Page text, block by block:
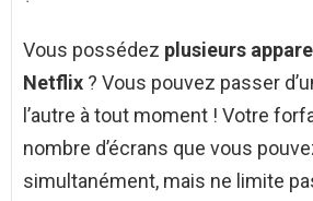
Vous possédez plusieurs
Netflix ? Vous pouvez passer
l’autre à tout moment ! Votre
nombre d’écrans que vous
simultanément, mais ne limite